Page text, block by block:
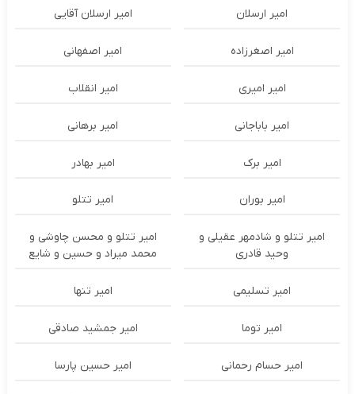
امیر ارسلان امیر ارسلان آقایی
امیر اصغرزاده امیر اصفهانی
امیر امیری امیر انقلاب
امیر باباجانی امیر برهانی
امیر برک امیر بهادر
امیر بوران امیر تتلو
امیر تتلو و شادمهر عقیلی و
وحید قادری
امیر تتلو و محسن چاوشی و
محمد میراد و حسین و شایع
امیر تسلیمی امیر تنها
امیر توما امیر جمشید صادقی
امیر حسام رحمانی امیر حسین پارسا